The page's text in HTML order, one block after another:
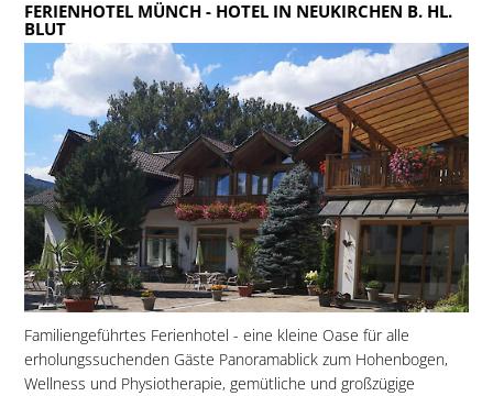
FERIENHOTEL MÜNCH- HOTEL IN NEUKIRCHEN B. HL.
BLUT
Familiengeführtes Ferienhotel - eine kleine Oase für alle
erholungssuchenden Gäste Panoramablick zum Hohenbogen,
Wellness und Physiotherapie, gemütliche und großzügige